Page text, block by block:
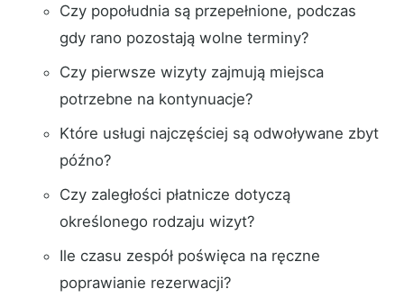
Czy popołudnia są przepełnione, podczas
gdy rano pozostają wolne terminy?
Czy pierwsze wizyty zajmują miejsca
potrzebne na kontynuacje?
Które usługi najczęściej są odwoływane zbyt
późno?
Czy zaległości płatnicze dotyczą
określonego rodzaju wizyt?
Ile czasu zespół poświęca na ręczne
poprawianie rezerwacji?